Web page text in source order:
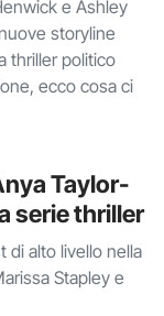
e Ashley
storyline
thriller politico
ecco cosa ci
Taylor-
serie thriller
di alto livello nella
Stapley e